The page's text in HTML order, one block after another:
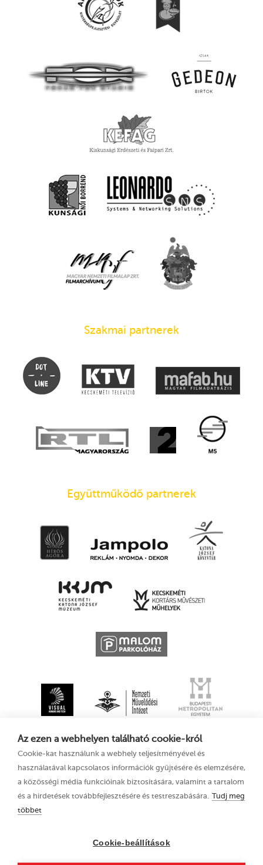
Az ezen a webhelyen található cookie-król
Cookie-kat használunk a webhely teljesítményével és
használatával kapcsolatos információk gyűjtésére és elemzésére,
a közösségi média funkcióinak biztosítására, valamint a tartalom
és a hirdetések továbbfejlesztésére és testreszabására. Tudj meg
többet
Cookie-beállítások
Szakmai partnerek
Együttműködő partnerek
XV. Kecskeméti
2021. augusztus 11–
15.